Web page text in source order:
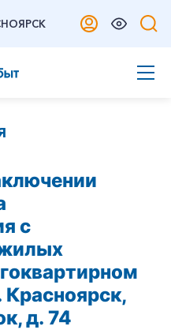
с
Красноярск,
д. 74